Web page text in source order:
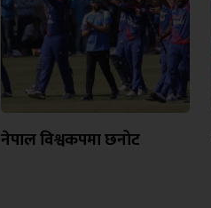
नेपाल विश्वकपमा छनोट